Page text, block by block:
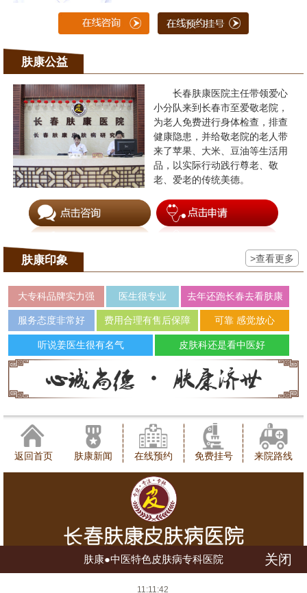
肤康公益
长春肤康医院主任带领爱心
小分队来到长春市至爱敬老院，
为老人免费进行身体检查，排查
健康隐患，并给敬老院的老人带
来了苹果、大米、豆油等生活用
品，以实际行动践行尊老、敬
老、爱老的传统美德。
肤康印象 >查看更多
大专科品牌实力强 医生很专业 去年还跑长春去看肤康
服务态度非常好 费用合理有售后保障 可靠 感觉放心
听说姜医生很有名气 皮肤科还是看中医好
返回首页 肤康新闻 在线预约 免费挂号 来院路线
肤康●中医特色皮肤病专科医院 关闭
11:11:42